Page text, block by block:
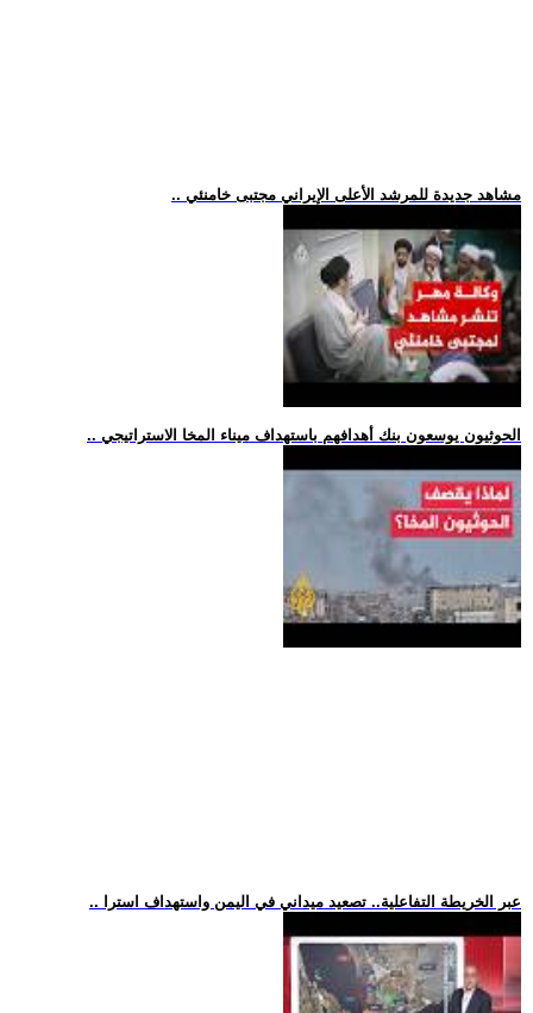
.. مشاهد جديدة للمرشد الأعلى الإيراني مجتبى خامنئي
.. الحوثيون يوسعون بنك أهدافهم باستهداف ميناء المخا الاستراتيجي
.. عبر الخريطة التفاعلية.. تصعيد ميداني في اليمن واستهداف استرا